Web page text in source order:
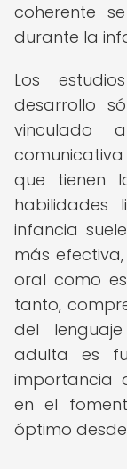
coherente
durante la
Los
desarrollo
vinculado
que tienen
habilidades
infancia
más
oral como
tanto,
del
adulta es
importancia
en el
óptimo